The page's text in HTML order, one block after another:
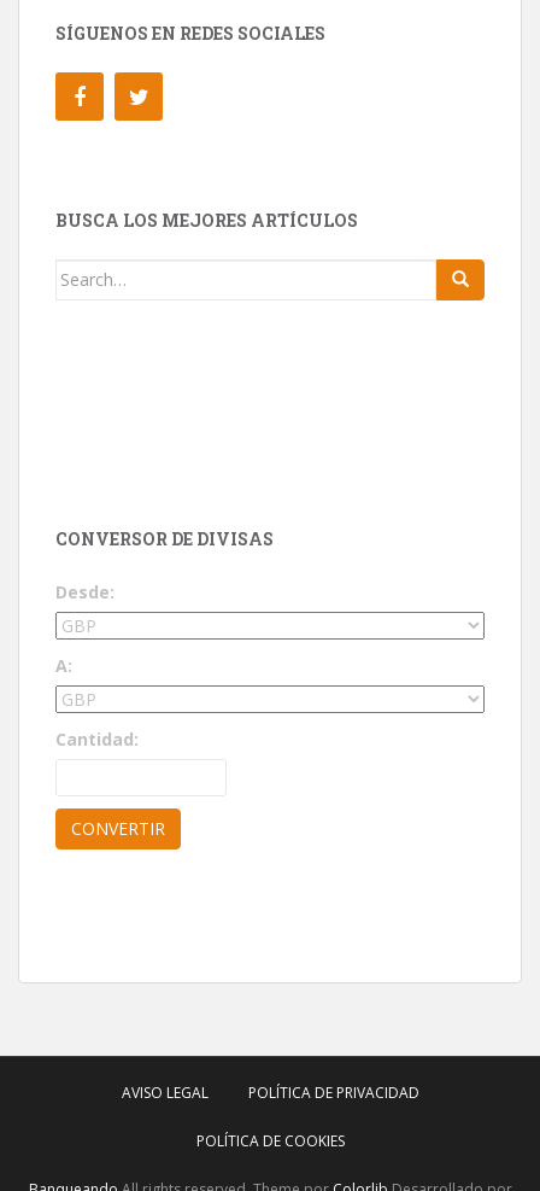
SÍGUENOS EN REDES SOCIALES
BUSCA LOS MEJORES ARTÍCULOS
Search for:
CONVERSOR DE DIVISAS
Desde:
A:
Cantidad:
AVISO LEGAL POLÍTICA DE PRIVACIDAD
POLÍTICA DE COOKIES